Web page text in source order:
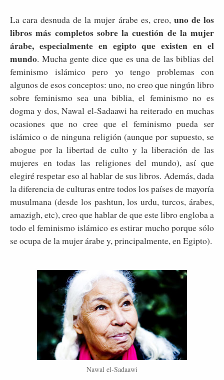
La cara desnuda de la mujer árabe es, creo, uno de los
libros más completos sobre la cuestión de la mujer
árabe, especialmente en egipto que existen en el
mundo. Mucha gente dice que es una de las biblias del
feminismo islámico pero yo tengo problemas con
algunos de esos conceptos: uno, no creo que ningún libro
sobre feminismo sea una biblia, el feminismo no es
dogma y dos, Nawal el-Sadaawi ha reiterado en muchas
ocasiones que no cree que el feminismo pueda ser
islámico o de ninguna religión (aunque por supuesto, se
abogue por la libertad de culto y la liberación de las
mujeres en todas las religiones del mundo), así que
elegiré respetar eso al hablar de sus libros. Además, dada
la diferencia de culturas entre todos los países de mayoría
musulmana (desde los pashtun, los urdu, turcos, árabes,
amazigh, etc), creo que hablar de que este libro engloba a
todo el feminismo islámico es estirar mucho porque sólo
se ocupa de la mujer árabe y, principalmente, en Egipto).
Nawal el-Sadaawi